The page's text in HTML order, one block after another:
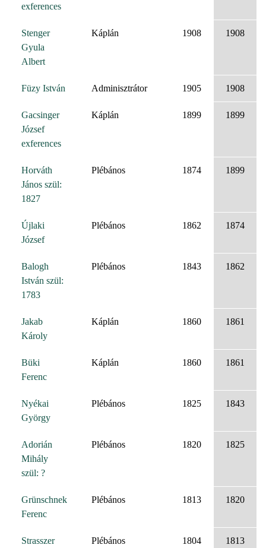
exferences
Stenger
Gyula
Albert
Káplán 1908 1908
Füzy István Adminisztrátor 1905 1908
Gacsinger
József
exferences
Káplán 1899 1899
Horváth
János szül:
1827
Plébános 1874 1899
Újlaki
József
Plébános 1862 1874
Balogh
István szül:
1783
Plébános 1843 1862
Jakab
Károly
Káplán 1860 1861
Büki
Ferenc
Káplán 1860 1861
Nyékai
György
Plébános 1825 1843
Adorián
Mihály
szül: ?
Plébános 1820 1825
Grünschnek
Ferenc
Plébános 1813 1820
Strasszer
Plébános 1804 1813